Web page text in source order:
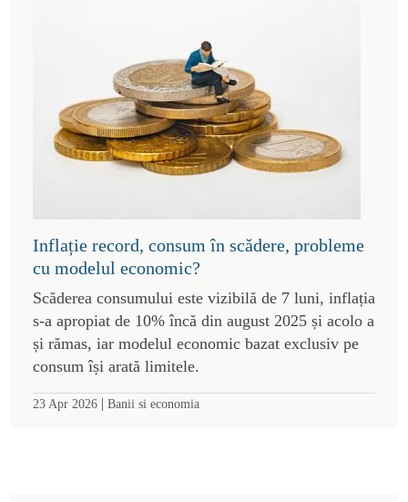
Inflație record, consum în scădere, probleme
cu modelul economic?
Scăderea consumului este vizibilă de 7 luni, inflația
s-a apropiat de 10% încă din august 2025 și acolo a
și rămas, iar modelul economic bazat exclusiv pe
consum își arată limitele.
23 Apr 2026 | Banii si economia